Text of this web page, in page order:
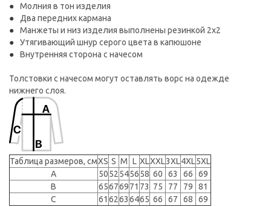
Молния в тон изделия
Два передних кармана
Манжеты и низ изделия выполнены резинкой 2х2
Утягивающий шнур серого цвета в капюшоне
Внутренняя сторона с начесом
Толстовки с начесом могут оставлять ворс на одежде
нижнего слоя.
Таблица размеров, смXS S M L XLXXL3XL4XL5XL
A
5052545658 60 63 66
69
B
65676971 73 75 77 79
81
C
61 62636465 66 67 68 69